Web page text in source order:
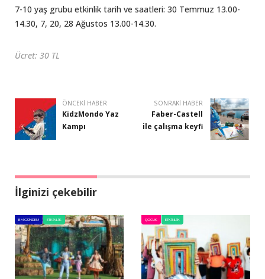
7-10 yaş grubu etkinlik tarih ve saatleri: 30 Temmuz 13.00-
14.30, 7, 20, 28 Ağustos 13.00-14.30.
Ücret: 30 TL
ÖNCEKI HABER
KidzMondo Yaz
Kampı
SONRAKI HABER
Faber-Castell
ile çalışma keyfi
İlginizi çekebilir
BM GÜNDEM ETKINLIK ÇOCUK ETKINLIK